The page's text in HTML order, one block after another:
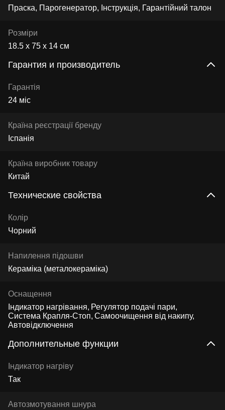
Праска, Парогенератор, Інструкція, Гарантійний талон
Розміри
18.5 х 75 х 14 см
Гарантия и производитель
Гарантія
24 міс
Країна реєстрації бренду
Іспанія
Країна виробник товару
Китай
Технические свойства
Колір
Чорний
Напилення підошви
Кераміка (металокераміка)
Оснащення
Індикатор нагрівання Регулятор подачі пари
Система Крапля-Стоп Самоочищення від накипу
Автовідключення
Дополнительные функции
Індикатор нагріву
Так
Автозмотування шнура